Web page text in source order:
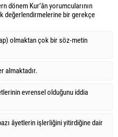
dönem Kur’ân yorumcularının
değerlendirmelerine bir gerekçe
olmaktan çok bir söz-metin
almaktadır.
evrensel olduğunu iddia
âyetlerin işlerliğini yitirdiğine dair